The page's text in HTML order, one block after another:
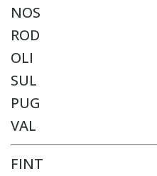
NOS
ROD
OLI
SUL
PUG
VAL
FINT